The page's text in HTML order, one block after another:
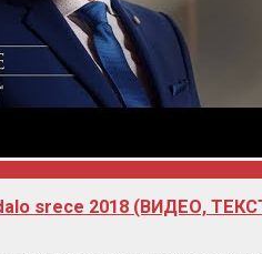
srece 2018 (ВИДЕО,